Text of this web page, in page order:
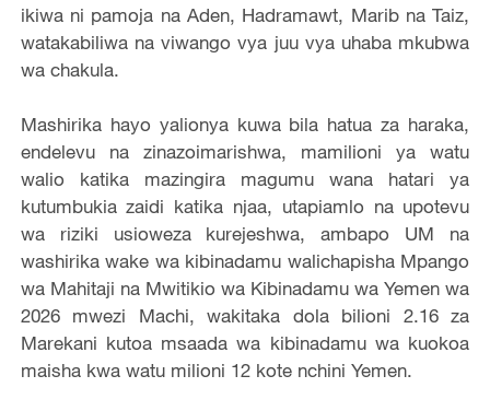
ikiwa ni pamoja na Aden, Hadramawt, Marib na Taiz,
watakabiliwa na viwango vya juu vya uhaba mkubwa
wa chakula.
Mashirika hayo yalionya kuwa bila hatua za haraka,
endelevu na zinazoimarishwa, mamilioni ya watu
walio katika mazingira magumu wana hatari ya
kutumbukia zaidi katika njaa, utapiamlo na upotevu
wa riziki usioweza kurejeshwa, ambapo UM na
washirika wake wa kibinadamu walichapisha Mpango
wa Mahitaji na Mwitikio wa Kibinadamu wa Yemen wa
2026 mwezi Machi, wakitaka dola bilioni 2.16 za
Marekani kutoa msaada wa kibinadamu wa kuokoa
maisha kwa watu milioni 12 kote nchini Yemen.